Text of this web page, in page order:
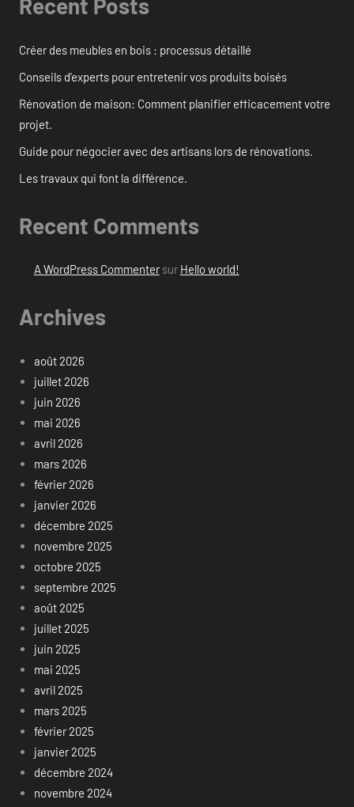
Recent Posts
Créer des meubles en bois : processus détaillé
Conseils d’experts pour entretenir vos produits boisés
Rénovation de maison: Comment planifier efficacement votre
projet.
Guide pour négocier avec des artisans lors de rénovations.
Les travaux qui font la différence.
Recent Comments
A WordPress Commentersur Hello world!
Archives
août 2026
juillet 2026
juin 2026
mai 2026
avril 2026
mars 2026
février 2026
janvier 2026
décembre 2025
novembre 2025
octobre 2025
septembre 2025
août 2025
juillet 2025
juin 2025
mai 2025
avril 2025
mars 2025
février 2025
janvier 2025
décembre 2024
novembre 2024